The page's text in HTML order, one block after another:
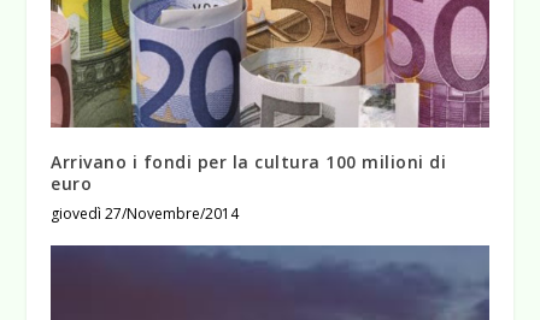
Arrivano i fondi per la cultura 100 milioni di
euro
giovedì 27/Novembre/2014